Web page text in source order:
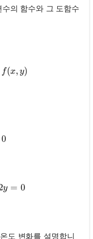
의 함수와 그 도함수
{ ODE: } \quad
f(x, y)
y}{d x}+y=0
0
y}{d x^2}-3
y = 0
도 변화를 설명합니